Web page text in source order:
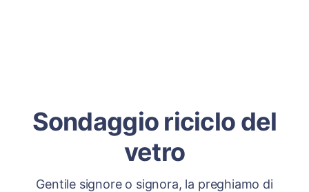
Sondaggio riciclo del
vetro
Gentile signore o signora, la preghiamo di